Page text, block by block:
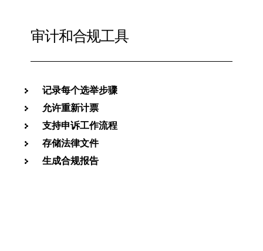
审计和合规工具
记录每个选举步骤
允许重新计票
支持申诉工作流程
存储法律文件
生成合规报告